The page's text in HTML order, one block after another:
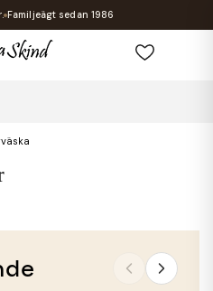
Familjeägt sedan 1986